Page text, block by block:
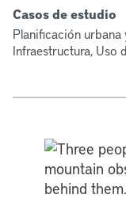
Casos de estudio
Planificación
Infraestructura, Uso